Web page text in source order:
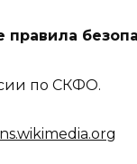
правила
по СКФО.